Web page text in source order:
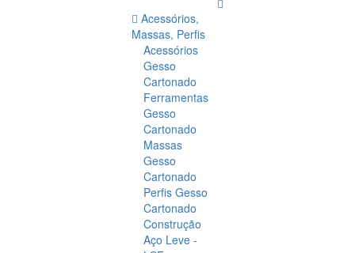
Acessórios,
Massas, Perfis
Acessórios
Gesso
Cartonado
Ferramentas
Gesso
Cartonado
Massas
Gesso
Cartonado
Perfis Gesso
Cartonado
Construção
Aço Leve -